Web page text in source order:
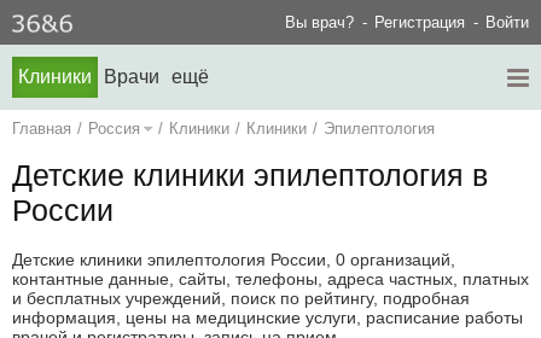
Вы врач? Регистрация Войти
Клиники Врачи ещё
Главная / Россия / Клиники / Клиники / Эпилептология
Детские клиники эпилептология в
России
Детские клиники эпилептология России, 0 организаций,
контантные данные, сайты, телефоны, адреса частных, платных
и бесплатных учреждений, поиск по рейтингу, подробная
информация, цены на медицинские услуги, расписание работы